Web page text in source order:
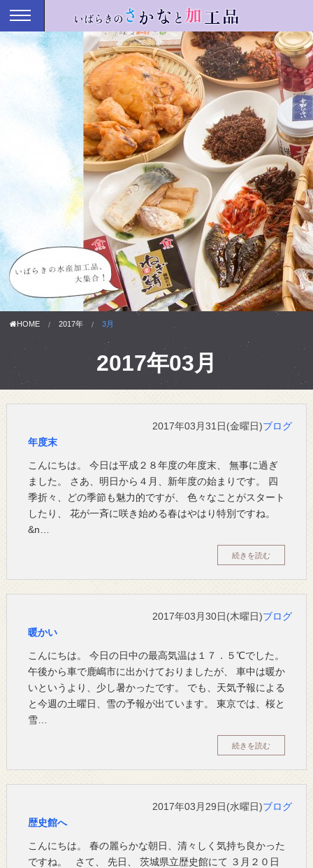
HOME 2017年 3月
2017年03月
2017年03月31日(金曜日)ブログ
年度末
こんにちは。 今日は平成２８年度の年度末、 無事に過ぎ
ました。 さあ、明日から４月、新年度の始まりです。 四
季折々、どの季節も魅力的ですが、 色々なことがスタート
したり、 花が一斉に咲き始める春はやはり特別ですね。
&n…
続きを読む
2017年03月30日(木曜日)ブログ
暖かい
こんにちは。 今日の日中の最高気温は１７．５℃でした。
午後から車で鹿嶋市に出かけておりましたが、 車中は暖か
いというより、少し暑かったです。 でも、天気予報による
と今週の土曜日、雪の予報が出ています。 東京では、桜と
雪…
続きを読む
2017年03月29日(水曜日)ブログ
歴史館へ
こんにちは。 春の麗らかな朝日、清々しく気持ち良かった
ですね。 さて、 先日、 茨城県立歴史館にて ３月２０日